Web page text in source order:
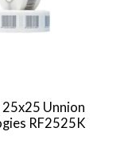
Unnion
RF2525K